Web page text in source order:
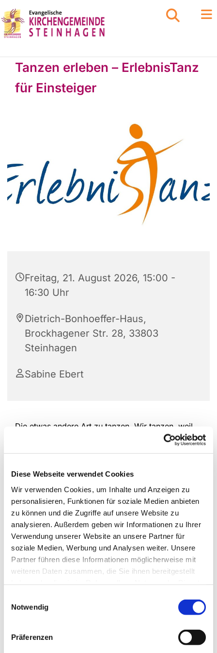
Diese Webseite verwendet Cookies
Wir verwenden Cookies, um Inhalte und Anzeigen zu
personalisieren, Funktionen für soziale Medien anbieten
zu können und die Zugriffe auf unsere Website zu
analysieren. Außerdem geben wir Informationen zu Ihrer
Verwendung unserer Website an unsere Partner für
soziale Medien, Werbung und Analysen weiter. Unsere
Partner führen diese Informationen möglicherweise mit
weiteren Daten zusammen, die Sie ihnen bereitgestellt
Notwendig
Präferenzen
Tanzen erleben – ErlebnisTanz
für Einsteiger
Freitag, 21. August 2026, 15:00 -
16:30 Uhr
Dietrich-Bonhoeffer-Haus,
Brockhagener Str. 28, 33803
Steinhagen
Sabine Ebert
Die etwas andere Art zu tanzen. Wir tanzen, weil
es uns Freude macht, unserer Gesundheit gut tut
abwechslungsreiche Tänze, die uns fordern und
fördern.
Wenden Sie sich für die Freitagstermine bitte an
Frau Sabine Ebert Tel.: 80776
ww.erlebnis-tanz.de